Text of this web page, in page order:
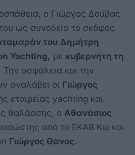
ο Γιώργος Δούβας
ως συνοδεία το σκάφος
του Δημήτρη
Yachting, με κυβερνήτη τη
Την ασφάλεια και την
αναλάβει οι Γιώργος
εταιρείας yachting και
θαλάσσης, ο Αθανάσιος
από το ΕΚΑΒ Κω και
Γιώργος Θάνος.